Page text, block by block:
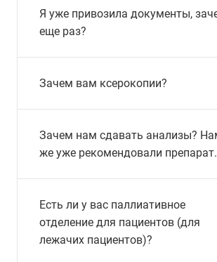
Я уже привозила документы,
еще раз?
Зачем вам ксерокопии?
Зачем нам сдавать анализы?
же уже рекомендовали препарат.
Есть ли у вас паллиативное
отделение для пациентов (для
лежачих пациентов)?